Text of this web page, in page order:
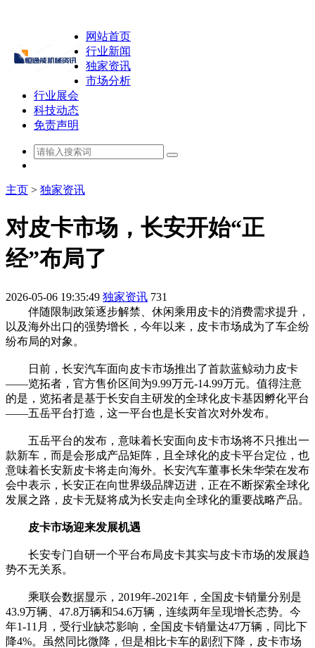
网站首页
行业新闻
独家资讯
市场分析
行业展会
科技动态
免责声明
主页 > 独家资讯
对皮卡市场，长安开始“正
经”布局了
2026-05-06 19:35:49 独家资讯 731
伴随限制政策逐步解禁、休闲乘用皮卡的消费需求提升，
以及海外出口的强势增长，今年以来，皮卡市场成为了车企纷
纷布局的对象。
日前，长安汽车面向皮卡市场推出了首款蓝鲸动力皮卡
——览拓者，官方售价区间为9.99万元-14.99万元。值得注意
的是，览拓者是基于长安自主研发的全球化皮卡基因孵化平台
——五岳平台打造，这一平台也是长安首次对外发布。
五岳平台的发布，意味着长安面向皮卡市场将不只推出一
款新车，而是会形成产品矩阵，且全球化的皮卡平台定位，也
意味着长安新皮卡将走向海外。长安汽车董事长朱华荣在发布
会中表示，长安正在向世界级品牌迈进，正在不断探索全球化
发展之路，皮卡无疑将成为长安走向全球化的重要战略产品。
皮卡市场迎来发展机遇
长安专门自研一个平台布局皮卡其实与皮卡市场的发展趋
势不无关系。
乘联会数据显示，2019年-2021年，全国皮卡销量分别是
43.9万辆、47.8万辆和54.6万辆，连续两年呈现增长态势。今
年1-11月，受行业缺芯影响，全国皮卡销量达47万辆，同比下
降4%。虽然同比微降，但是相比卡车的剧烈下降，皮卡市场